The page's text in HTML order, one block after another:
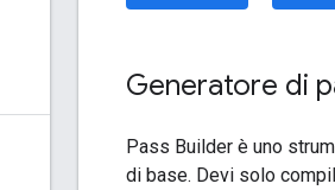
Generatore di
Pass Builder è uno
di base. Devi solo